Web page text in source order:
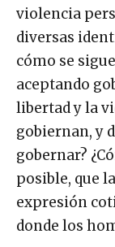
violencia
diversas
cómo se
aceptando
libertad y la
gobiernan, y
gobernar?
posible, que
expresión
donde los